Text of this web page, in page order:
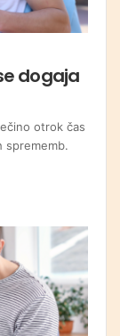
dogaja
otrok čas
sprememb.